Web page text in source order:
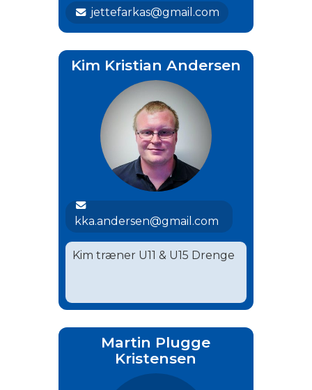
jettefarkas@gmail.com
Kim Kristian Andersen
kka.andersen@gmail.com
Kim træner U11 & U15 Drenge
Martin Plugge
Kristensen